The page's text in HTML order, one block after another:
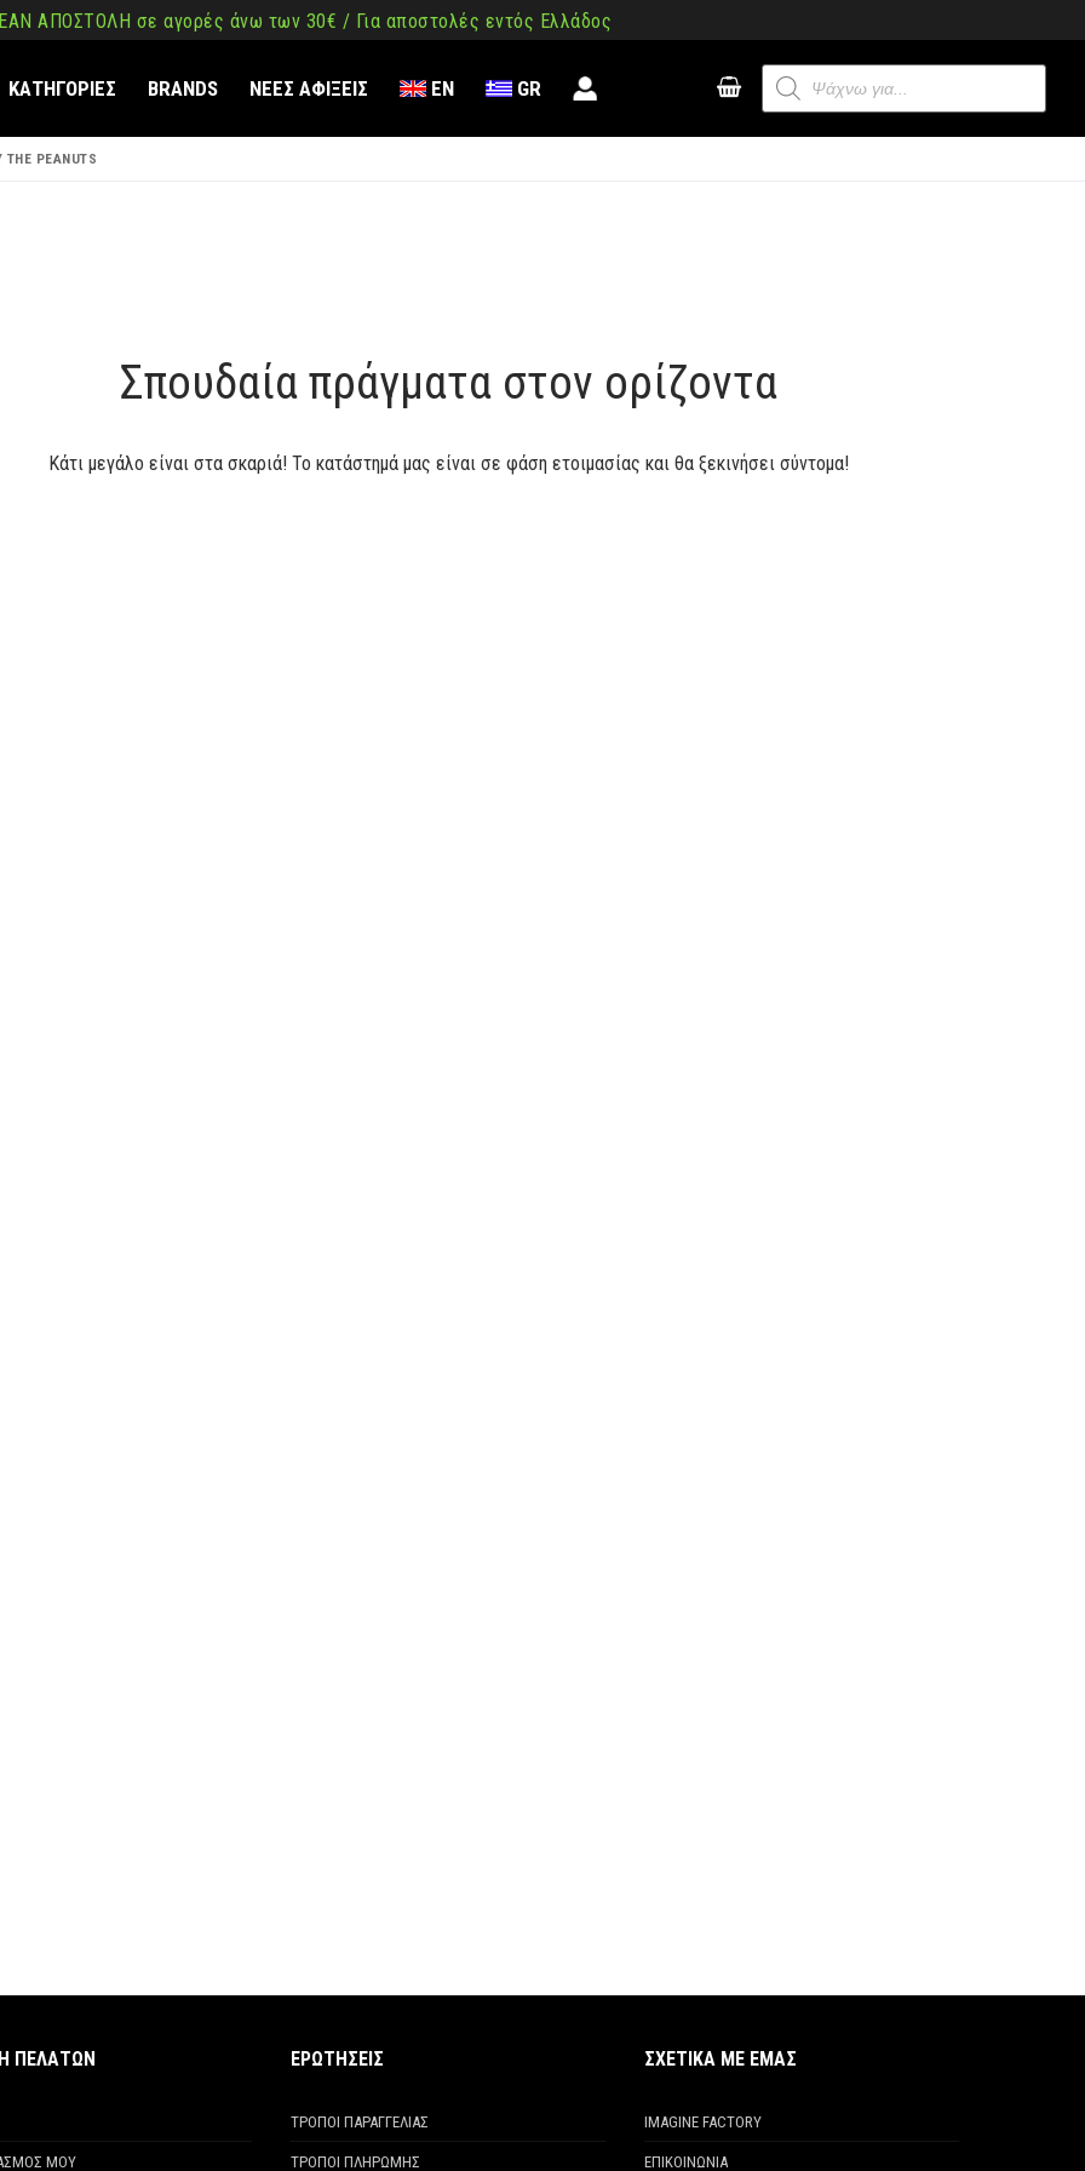
ΑΠΟΣΤΟΛΗ σε αγορές άνω των 30€ / Για αποστολές εντός Ελλάδος
ΚΑΤΗΓΟΡΙΕΣ BRANDS ΝΕΕΣ ΑΦΙΞΕΙΣ EN GR
Products
search
PEANUTS
Σπουδαία πράγματα στον ορίζοντα
Κάτι μεγάλο είναι στα σκαριά! Το κατάστημά μας είναι σε φάση ετοιμασίας και θα ξεκινήσει σύντομα!
ΠΕΛΑΤΩΝ
ΜΟΥ
ΕΡΩΤΗΣΕΙΣ
ΤΡΟΠΟΙ ΠΑΡΑΓΓΕΛΙΑΣ
ΤΡΟΠΟΙ ΠΛΗΡΩΜΗΣ
ΣΧΕΤΙΚΑ ΜΕ ΕΜΑΣ
IMAGINE FACTORY
ΕΠΙΚΟΙΝΩΝΙΑ